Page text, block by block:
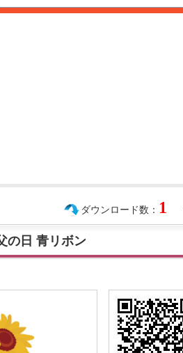
ダウンロード数： 1
の日 青リボン